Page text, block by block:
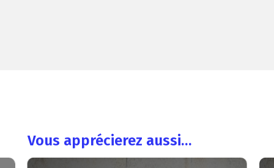
Vous apprécierez aussi…